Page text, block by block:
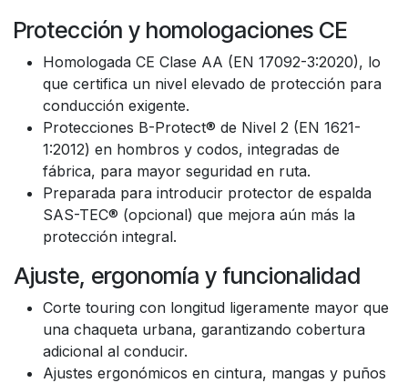
Protección y homologaciones CE
Homologada CE Clase AA (EN 17092-3:2020), lo
que certifica un nivel elevado de protección para
conducción exigente.
Protecciones B-Protect® de Nivel 2 (EN 1621-
1:2012) en hombros y codos, integradas de
fábrica, para mayor seguridad en ruta.
Preparada para introducir protector de espalda
SAS-TEC® (opcional) que mejora aún más la
protección integral.
Ajuste, ergonomía y funcionalidad
Corte touring con longitud ligeramente mayor que
una chaqueta urbana, garantizando cobertura
adicional al conducir.
Ajustes ergonómicos en cintura, mangas y puños